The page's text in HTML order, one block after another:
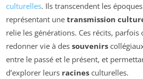
culturelles. Ils transcendent les
représentant une transmission
relie les générations. Ces récits,
redonner vie à des souvenirs
entre le passé et le présent, et
d’explorer leurs racines culturelles.